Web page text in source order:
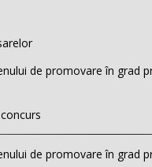
de promovare în grad
de promovare în grad